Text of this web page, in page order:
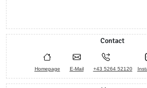
Contact
Homepage E-Mail +43 5264 52120